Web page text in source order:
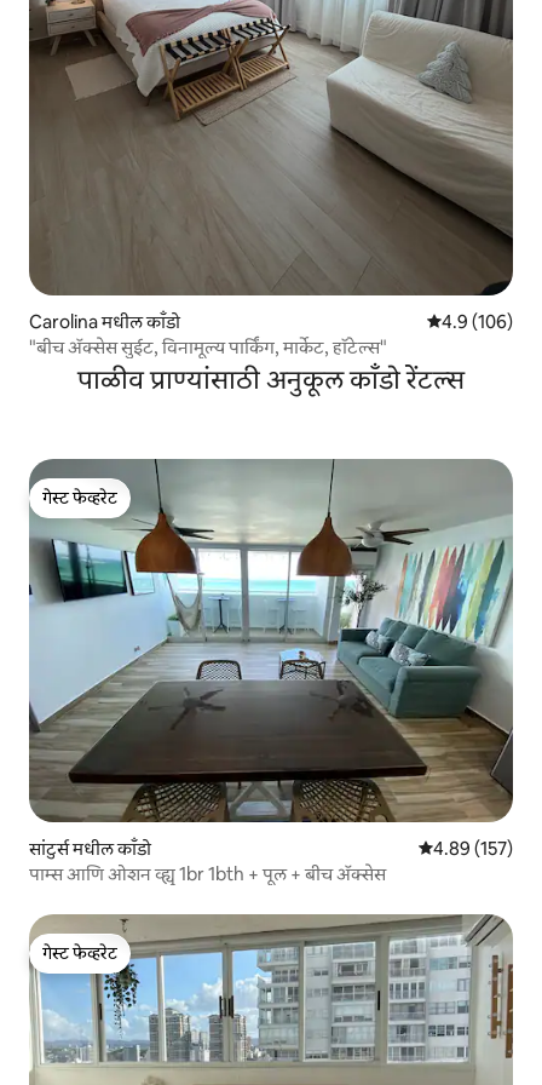
Carolina मधील काँडो 5 पैकी 4.9
4.9 (106)
"बीच ॲक्सेस सुईट, विनामूल्य पार्किंग, मार्केट, हॉटेल्स"
पाळीव प्राण्यांसाठी अनुकूल काँडो रेंटल्स
गेस्ट फेव्हरेट
गेस्ट फेव्हरेट
सांटुर्स मधील काँडो 5 पैकी 4.89
4.89 (157)
पाम्स आणि ओशन व्ह्यू 1br 1bth + पूल + बीच ॲक्सेस
गेस्ट फेव्हरेट
गेस्ट फेव्हरेट